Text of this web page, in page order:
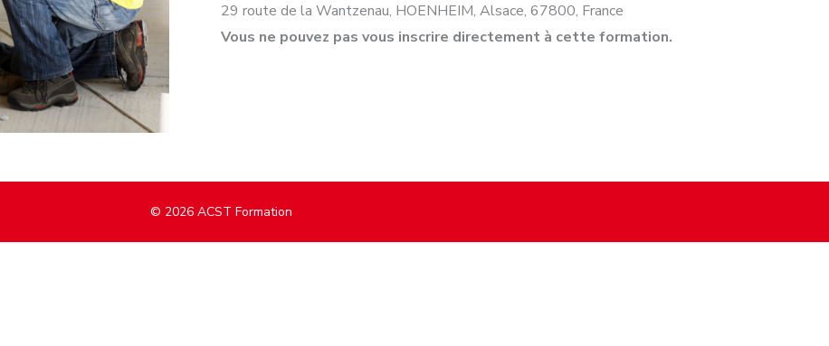
29 route de la Wantzenau, HOENHEIM, Alsace, 67800, France
Vous ne pouvez pas vous inscrire directement à cette formation.
© 2026 ACST Formation